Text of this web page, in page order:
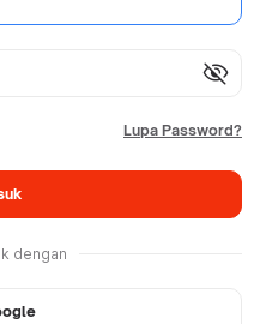
visibility_off
Lupa Password?
dengan